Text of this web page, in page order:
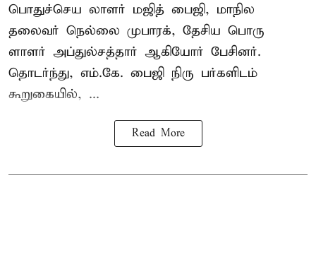
பொதுச்செய லாளர் மஜித் பைஜி, மாநில
தலைவர் நெல்லை முபாரக், தேசிய பொரு
ளாளர் அப்துல்சத்தார் ஆகியோர் பேசினர்.
தொடர்ந்து, எம்.கே. பைஜி நிரு பர்களிடம்
கூறுகையில், ...
Read More